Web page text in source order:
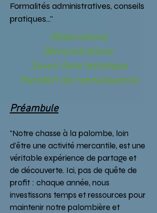
Formalités administratives, conseils
pratiques..."
Observations
Démonstrations
Savoir faire technique
Transfert de connaissances
Préambule
"Notre chasse à la palombe, loin
d'être une activité mercantile, est une
véritable expérience de partage et
de découverte. Ici, pas de quête de
profit : chaque année, nous
investissons temps et ressources pour
maintenir notre palombière et